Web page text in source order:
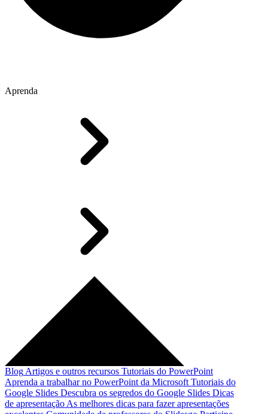
Aprenda
Blog Artigos e outros recursos Tutoriais do PowerPoint
Aprenda a trabalhar no PowerPoint da Microsoft Tutoriais do
Google Slides Descubra os segredos do Google Slides Dicas
de apresentação As melhores dicas para fazer apresentações